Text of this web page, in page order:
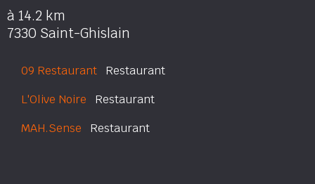
à 14.2 km
7330 Saint-Ghislain
09 Restaurant Restaurant
L'Olive Noire Restaurant
MAH.Sense Restaurant